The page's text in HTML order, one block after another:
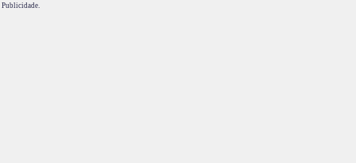
Publicidade.